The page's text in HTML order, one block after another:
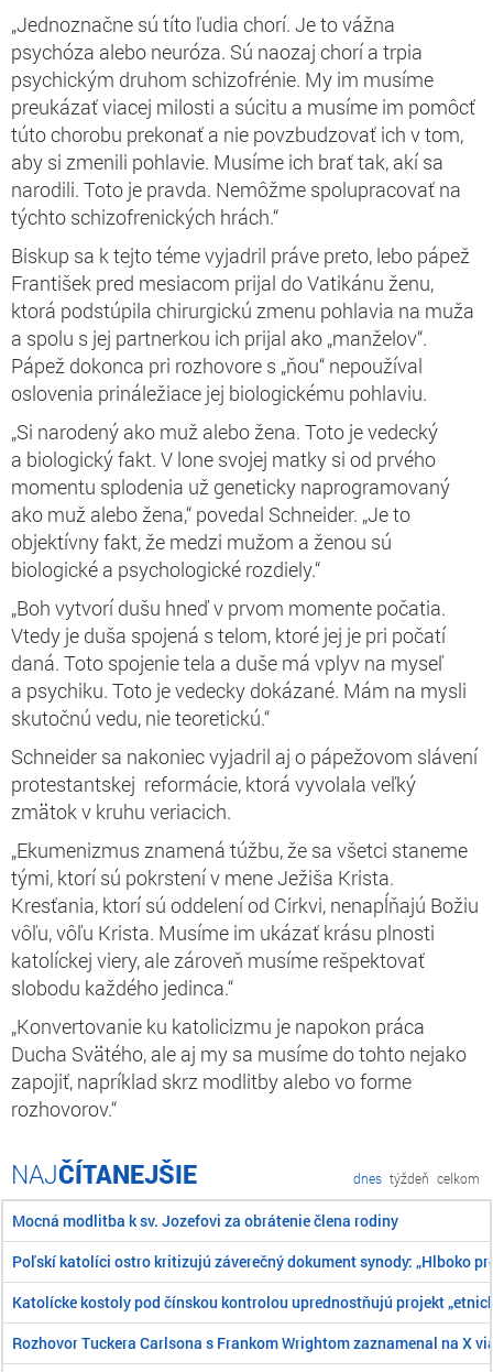
„Jednoznačne sú títo ľudia chorí. Je to vážna
psychóza alebo neuróza. Sú naozaj chorí a trpia
psychickým druhom schizofrénie. My im musíme
preukázať viacej milosti a súcitu a musíme im pomôcť
túto chorobu prekonať a nie povzbudzovať ich v tom,
aby si zmenili pohlavie. Musíme ich brať tak, akí sa
narodili. Toto je pravda. Nemôžme spolupracovať na
týchto schizofrenických hrách.“
Biskup sa k tejto téme vyjadril práve preto, lebo pápež
František pred mesiacom prijal do Vatikánu ženu,
ktorá podstúpila chirurgickú zmenu pohlavia na muža
a spolu s jej partnerkou ich prijal ako „manželov“.
Pápež dokonca pri rozhovore s „ňou“ nepoužíval
oslovenia prináležiace jej biologickému pohlaviu.
„Si narodený ako muž alebo žena. Toto je vedecký
a biologický fakt. V lone svojej matky si od prvého
momentu splodenia už geneticky naprogramovaný
ako muž alebo žena,“ povedal Schneider. „Je to
objektívny fakt, že medzi mužom a ženou sú
biologické a psychologické rozdiely.“
„Boh vytvorí dušu hneď v prvom momente počatia.
Vtedy je duša spojená s telom, ktoré jej je pri počatí
daná. Toto spojenie tela a duše má vplyv na myseľ
a psychiku. Toto je vedecky dokázané. Mám na mysli
skutočnú vedu, nie teoretickú.“
Schneider sa nakoniec vyjadril aj o pápežovom slávení
protestantskej reformácie, ktorá vyvolala veľký
zmätok v kruhu veriacich.
„Ekumenizmus znamená túžbu, že sa všetci staneme
tými, ktorí sú pokrstení v mene Ježiša Krista.
Kresťania, ktorí sú oddelení od Cirkvi, nenapĺňajú Božiu
vôľu, vôľu Krista. Musíme im ukázať krásu plnosti
katolíckej viery, ale zároveň musíme rešpektovať
slobodu každého jedinca.“
„Konvertovanie ku katolicizmu je napokon práca
Ducha Svätého, ale aj my sa musíme do tohto nejako
zapojiť, napríklad skrz modlitby alebo vo forme
rozhovorov.“
ČÍTANEJŠIE dnes týždeň celkom
Mocná modlitba k sv. Jozefovi za obrátenie člena rodiny
Poľskí katolíci ostro kritizujú záverečný dokument synody: „Hlboko
Katolícke kostoly pod čínskou kontrolou uprednostňujú projekt
Rozhovor Tuckera Carlsona s Frankom Wrightom zaznamenal na X